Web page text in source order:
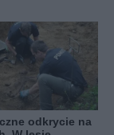
odkrycie na